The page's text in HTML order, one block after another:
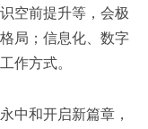
空前提升等，会极
局；信息化、数字
作方式。
中和开启新篇章，